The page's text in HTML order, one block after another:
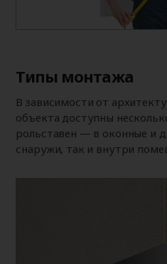
Типы монтажа
В зависимости от
объекта доступны
рольставен — в оконные и
снаружи, так и внутри